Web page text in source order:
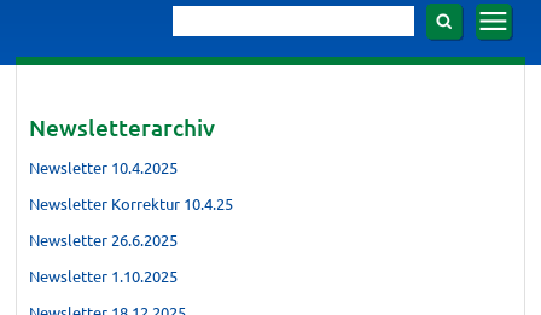
Newsletterarchiv
Newsletter 10.4.2025
Newsletter Korrektur 10.4.25
Newsletter 26.6.2025
Newsletter 1.10.2025